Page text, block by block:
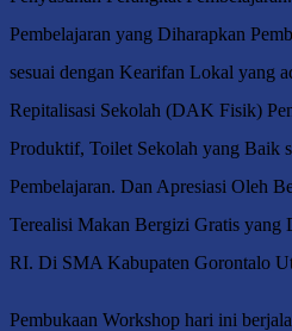
Pembelajaran yang Diharapkan
sesuai dengan Kearifan Lokal yang
Repitalisasi Sekolah (DAK Fisik)
Produktif, Toilet Sekolah yang Baik
Pembelajaran. Dan Apresiasi Oleh
Terealisi Makan Bergizi Gratis yang
RI. Di SMA Kabupaten Gorontalo
Pembukaan Workshop hari ini